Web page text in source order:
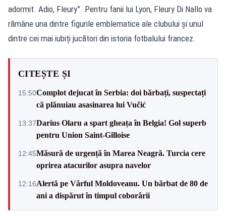
adormit. Adio, Fleury”. Pentru fanii lui Lyon, Fleury Di Nallo va
rămâne una dintre figurile emblematice ale clubului și unul
dintre cei mai iubiți jucători din istoria fotbalului francez.
CITEȘTE ȘI
15:50Complot dejucat în Serbia: doi bărbați, suspectați
că plănuiau asasinarea lui Vučić
13:37Darius Olaru a spart gheața în Belgia! Gol superb
pentru Union Saint-Gilloise
12:45Măsură de urgență în Marea Neagră. Turcia cere
oprirea atacurilor asupra navelor
12:16Alertă pe Vârful Moldoveanu. Un bărbat de 80 de
ani a dispărut în timpul coborârii